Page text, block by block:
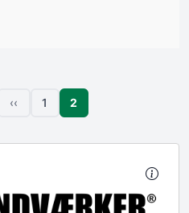
Forrige side
‹‹
Side
1 Side
2